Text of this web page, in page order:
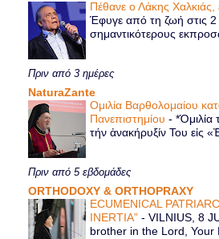
Πέθανε ο Λάκης
Έφυγε από τη ζωή στις 2
σημαντικότερους
Πριν από 3 ημέρες
NaturaZante
Ομιλία Βαρθολομαίου
Πανεπιστημίου-*Ὁμιλία
τήν ἀνακήρυξίν Του εἰς
Πριν από 5 εβδομάδες
ORTHODOXY & ORTHOPRAXY
ECUMENICAL
INERTIA”-VILNIUS, 8
brother in the Lord, Your